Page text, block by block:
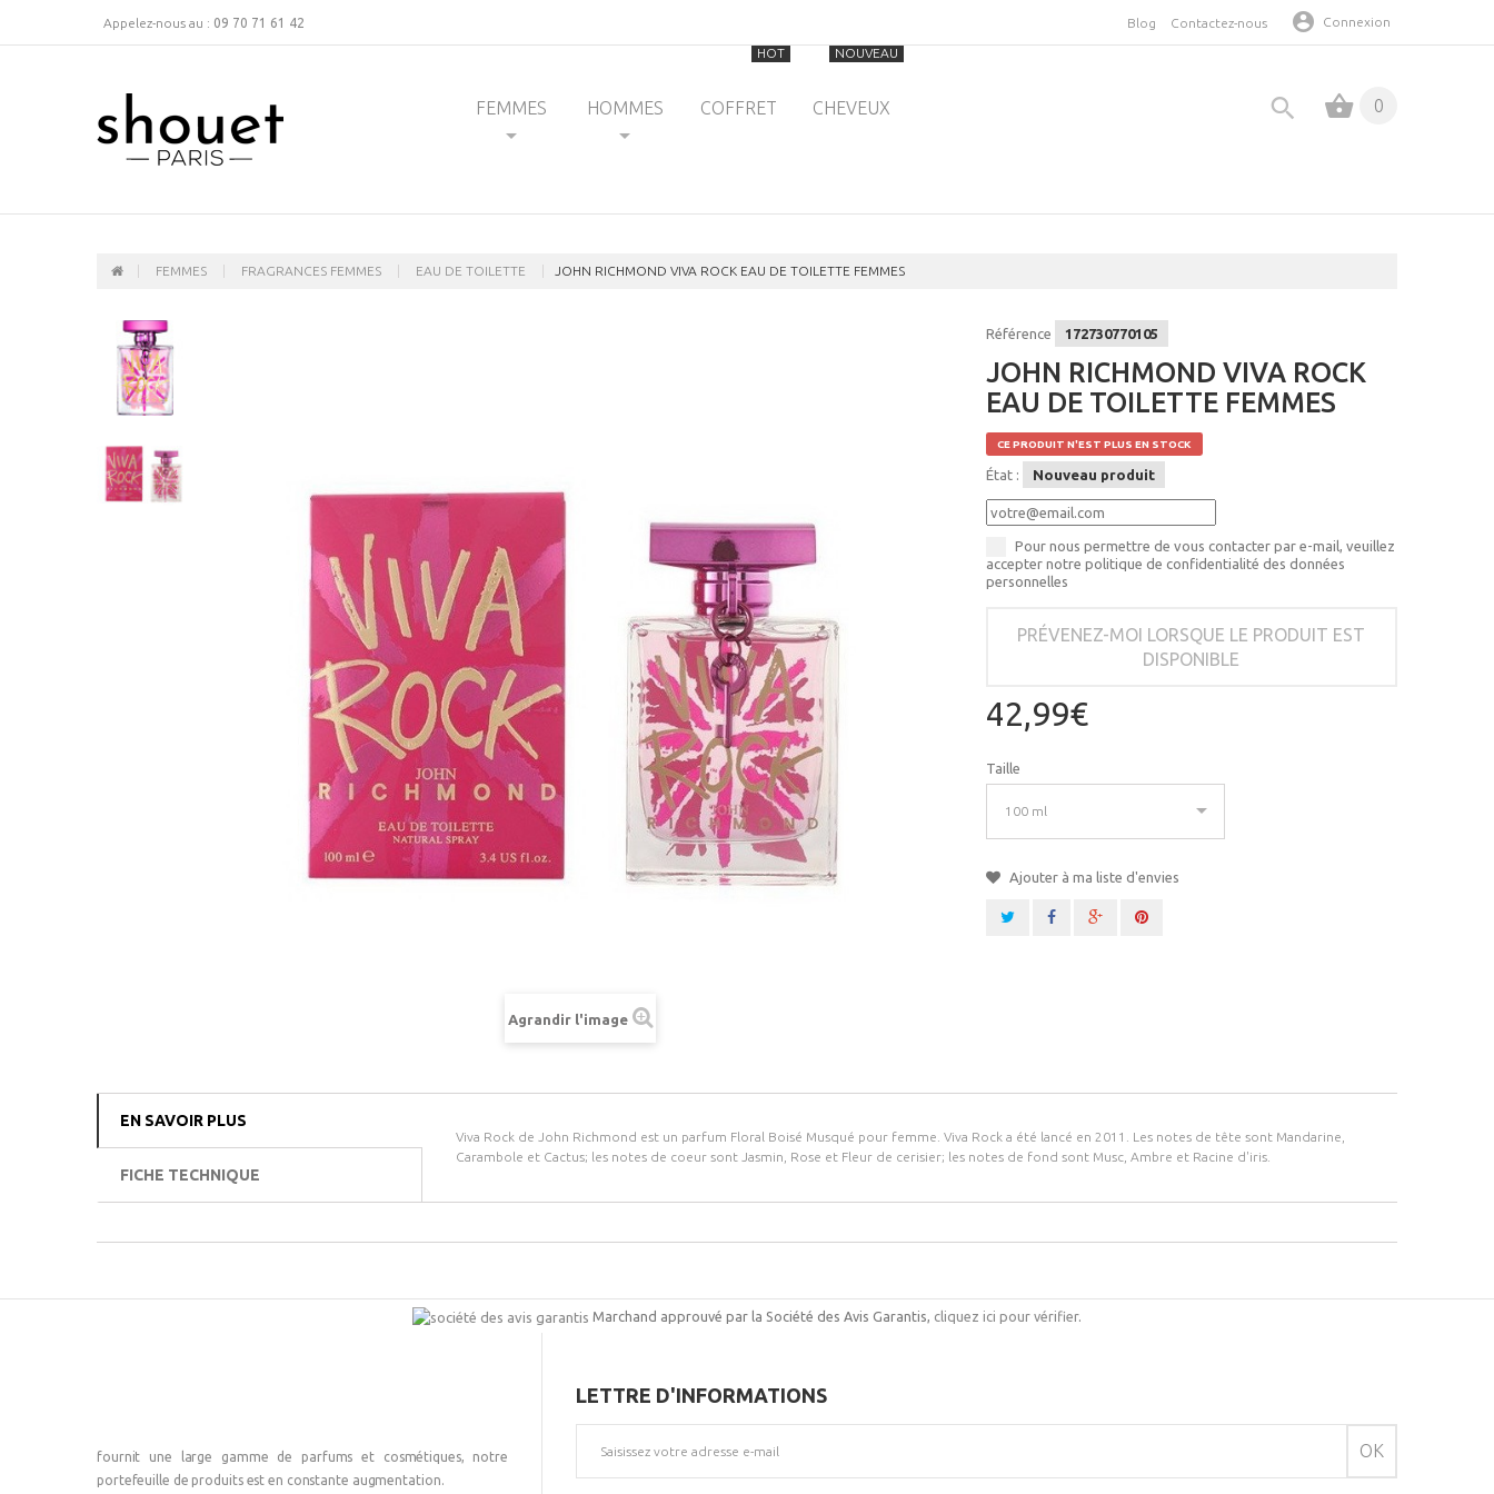
Connexion
Blog Contactez-nous
Appelez-nous au : 09 70 71 61 42
FEMMES HOMMES COFFRET
HOT
CHEVEUX
NOUVEAU
0
FEMMES FRAGRANCES FEMMES EAU DE TOILETTE JOHN RICHMOND VIVA ROCK EAU DE TOILETTE FEMMES
Agrandir l'image
Référence 172730770105
JOHN RICHMOND VIVA ROCK
EAU DE TOILETTE FEMMES
CE PRODUIT N'EST PLUS EN STOCK
État : Nouveau produit
Pour nous permettre de vous contacter par e-mail, veuillez
accepter notre politique de confidentialité des données
personnelles
PRÉVENEZ-MOI LORSQUE LE PRODUIT EST
DISPONIBLE
42,99€
Taille
100 ml
Ajouter à ma liste d'envies
EN SAVOIR PLUS
FICHE TECHNIQUE
Viva Rock de John Richmond est un parfum Floral Boisé Musqué pour femme. Viva Rock a été lancé en 2011. Les notes de tête sont Mandarine,
Carambole et Cactus; les notes de coeur sont Jasmin, Rose et Fleur de cerisier; les notes de fond sont Musc, Ambre et Racine d'iris.
Marchand approuvé par la Société des Avis Garantis, cliquez ici pour vérifier.
fournit une large gamme de parfums et cosmétiques, notre
portefeuille de produits est en constante augmentation.
LETTRE D'INFORMATIONS
OK